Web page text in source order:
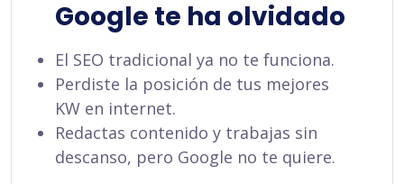
Google te ha olvidado
El SEO tradicional ya no te funciona.
Perdiste la posición de tus mejores
KW en internet.
Redactas contenido y trabajas sin
descanso, pero Google no te quiere.